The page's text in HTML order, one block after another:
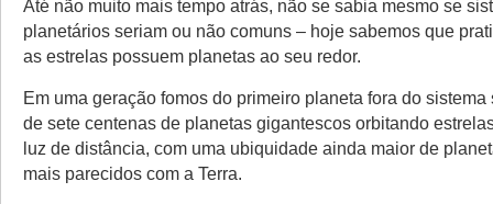
Até não muito mais tempo atrás, não se sabia mesmo se
planetários seriam ou não comuns – hoje sabemos que
as estrelas possuem planetas ao seu redor.
Em uma geração fomos do primeiro planeta fora do sistema
de sete centenas de planetas gigantescos orbitando
luz de distância, com uma ubiquidade ainda maior de
mais parecidos com a Terra.